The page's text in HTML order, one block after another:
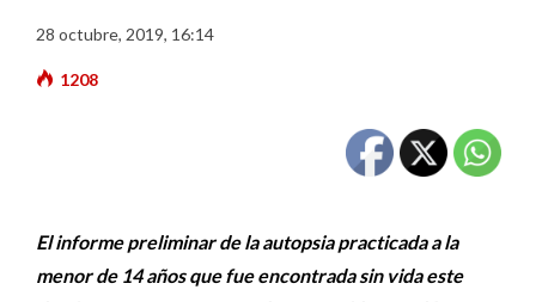
28 octubre, 2019, 16:14
1208
El informe preliminar de la autopsia practicada a la
menor de 14 años que fue encontrada sin vida este